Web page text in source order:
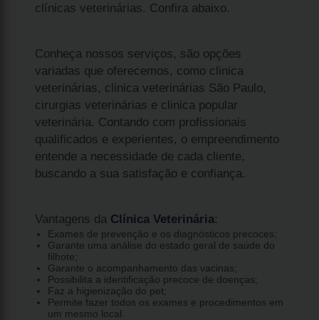
clínicas veterinárias. Confira abaixo.
Conheça nossos serviços, são opções
variadas que oferecemos, como clinica
veterinárias, clinica veterinárias São Paulo,
cirurgias veterinárias e clinica popular
veterinária. Contando com profissionais
qualificados e experientes, o empreendimento
entende a necessidade de cada cliente,
buscando a sua satisfação e confiança.
Vantagens da Clínica Veterinária:
Exames de prevenção e os diagnósticos precoces;
Garante uma análise do estado geral de saúde do
filhote;
Garante o acompanhamento das vacinas;
Possibilita a identificação precoce de doenças;
Faz a higienização do pet;
Permite fazer todos os exames e procedimentos em
um mesmo local.